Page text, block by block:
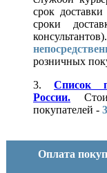
срок
сроки
розничных
3. Список
России.
покупателей -
Оплата